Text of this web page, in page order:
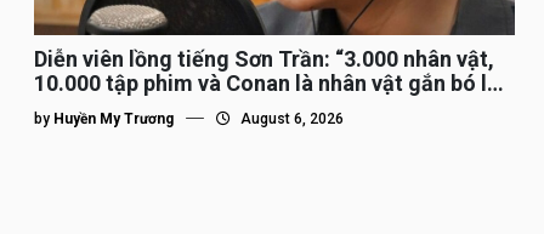
Diễn viên lồng tiếng Sơn Trần: “3.000 nhân vật,
10.000 tập phim và Conan là nhân vật gắn bó lâu
nhất”
by Huyền My Trương August 6, 2026